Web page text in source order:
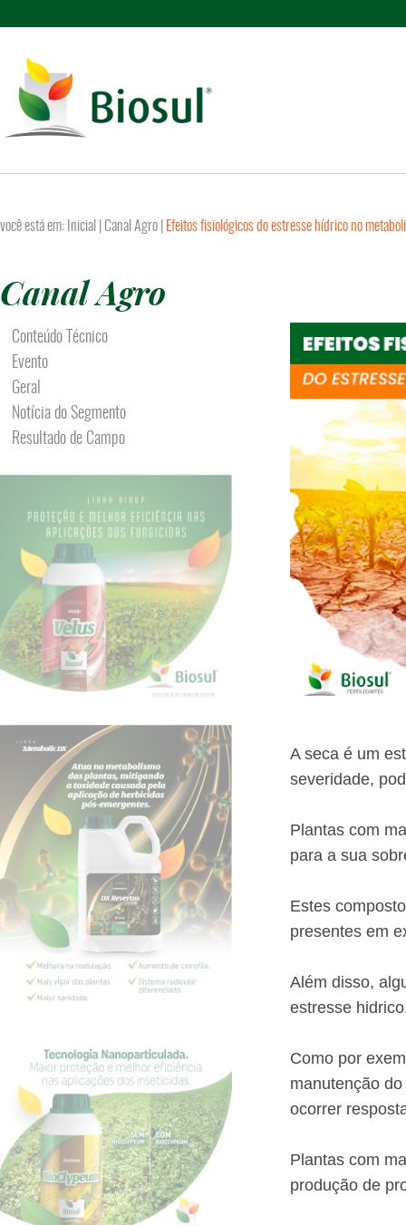
você está em: Inicial Canal Agro Efeitos fisiológicos do estresse hídrico no
Canal Agro
Conteúdo Técnico
Evento
Geral
Notícia do Segmento
Resultado de Campo
A seca é um
severidade,
Plantas com
para a sua
Estes
presentes em
Além disso,
estresse
Como por
manutenção
ocorrer
Plantas com
produção de